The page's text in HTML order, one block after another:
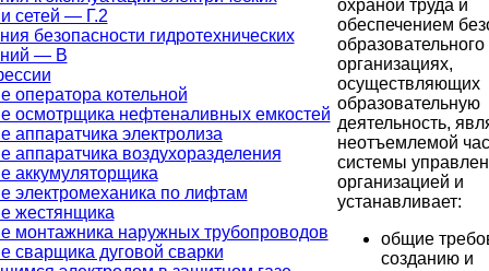
сетей — Г.2
безопасности гидротехнических
— В
оператора котельной
осмотрщика нефтеналивных емкостей
аппаратчика электролиза
аппаратчика воздухоразделения
аккумуляторщика
электромеханика по лифтам
жестянщика
монтажника наружных трубопроводов
сварщика дуговой сварки
охраной труда и
обеспечением
организациях,
осуществляющих
образовательную
деятельность,
неотъемлемой
системы
организацией и
устанавливает:
общие
созданию и